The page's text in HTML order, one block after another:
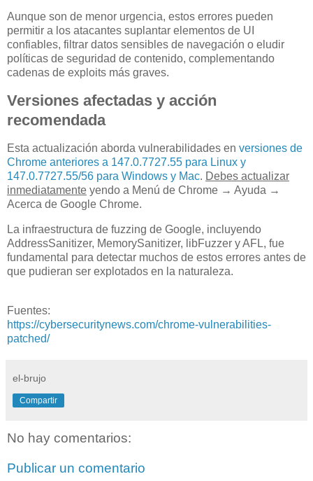
Aunque son de menor urgencia, estos errores pueden
permitir a los atacantes suplantar elementos de UI
confiables, filtrar datos sensibles de navegación o eludir
políticas de seguridad de contenido, complementando
cadenas de exploits más graves.
Versiones afectadas y acción
recomendada
Esta actualización aborda vulnerabilidades en versiones de
Chrome anteriores a 147.0.7727.55 para Linux y
147.0.7727.55/56 para Windows y Mac. Debes actualizar
inmediatamente yendo a Menú de Chrome → Ayuda →
Acerca de Google Chrome.
La infraestructura de fuzzing de Google, incluyendo
AddressSanitizer, MemorySanitizer, libFuzzer y AFL, fue
fundamental para detectar muchos de estos errores antes de
que pudieran ser explotados en la naturaleza.
Fuentes:
https://cybersecuritynews.com/chrome-vulnerabilities-
patched/
el-brujo
Compartir
No hay comentarios:
Publicar un comentario